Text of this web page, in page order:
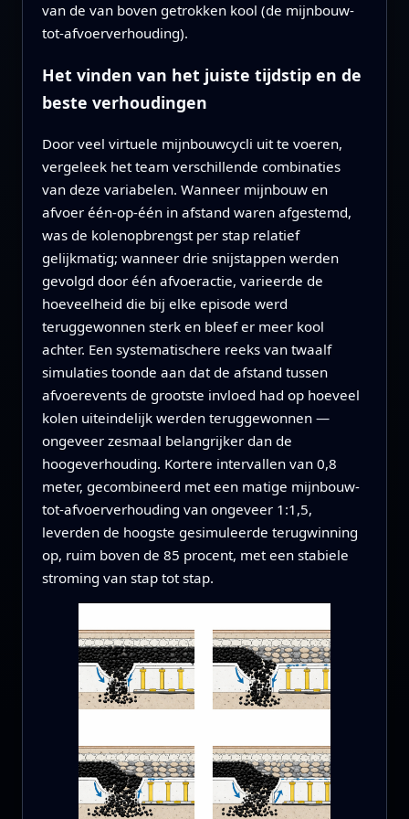
van de van boven getrokken kool (de mijnbouw-
tot-afvoerverhouding).
Het vinden van het juiste tijdstip en de
beste verhoudingen
Door veel virtuele mijnbouwcycli uit te voeren,
vergeleek het team verschillende combinaties
van deze variabelen. Wanneer mijnbouw en
afvoer één-op-één in afstand waren afgestemd,
was de kolenopbrengst per stap relatief
gelijkmatig; wanneer drie snijstappen werden
gevolgd door één afvoeractie, varieerde de
hoeveelheid die bij elke episode werd
teruggewonnen sterk en bleef er meer kool
achter. Een systematischere reeks van twaalf
simulaties toonde aan dat de afstand tussen
afvoerevents de grootste invloed had op hoeveel
kolen uiteindelijk werden teruggewonnen —
ongeveer zesmaal belangrijker dan de
hoogeverhouding. Kortere intervallen van 0,8
meter, gecombineerd met een matige mijnbouw-
tot-afvoerverhouding van ongeveer 1:1,5,
leverden de hoogste gesimuleerde terugwinning
op, ruim boven de 85 procent, met een stabiele
stroming van stap tot stap.